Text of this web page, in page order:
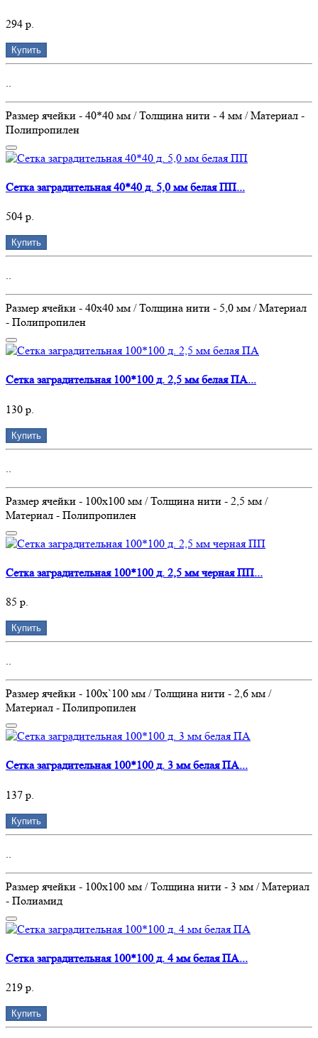
294 р.
Купить
Размер ячейки - 40*40 мм / Толщина нити - 4 мм / Материал -
Полипропилен
Сетка заградительная 40*40 д. 5,0 мм белая ПП...
504 р.
Купить
..
Размер ячейки - 40х40 мм / Толщина нити - 5,0 мм / Материал
- Полипропилен
Сетка заградительная 100*100 д. 2,5 мм белая ПА...
130 р.
Купить
Размер ячейки - 100х100 мм / Толщина нити - 2,5 мм /
Материал - Полипропилен
Сетка заградительная 100*100 д. 2,5 мм черная ПП...
85 р.
Купить
..
Размер ячейки - 100х`100 мм / Толщина нити - 2,6 мм /
Материал - Полипропилен
Сетка заградительная 100*100 д. 3 мм белая ПА...
137 р.
Купить
Размер ячейки - 100х100 мм / Толщина нити - 3 мм / Материал
- Полиамид
Сетка заградительная 100*100 д. 4 мм белая ПА...
219 р.
Купить